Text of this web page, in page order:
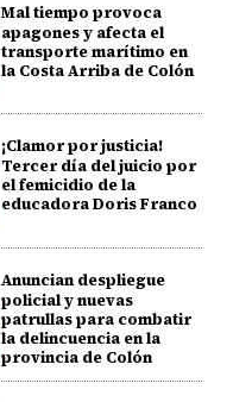
Mal tiempo provoca
apagones y afecta el
transporte marítimo en
la Costa Arriba de Colón
¡Clamor por justicia!
Tercer día del juicio por
el femicidio de la
educadora Doris Franco
Anuncian despliegue
policial y nuevas
patrullas para combatir
la delincuencia en la
provincia de Colón